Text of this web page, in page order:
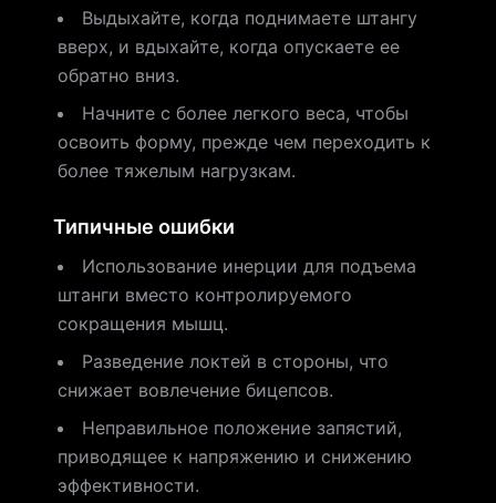
Выдыхайте, когда поднимаете штангу
вверх, и вдыхайте, когда опускаете ее
обратно вниз.
Начните с более легкого веса, чтобы
освоить форму, прежде чем переходить к
более тяжелым нагрузкам.
Типичные ошибки
Использование инерции для подъема
штанги вместо контролируемого
сокращения мышц.
Разведение локтей в стороны, что
снижает вовлечение бицепсов.
Неправильное положение запястий,
приводящее к напряжению и снижению
эффективности.